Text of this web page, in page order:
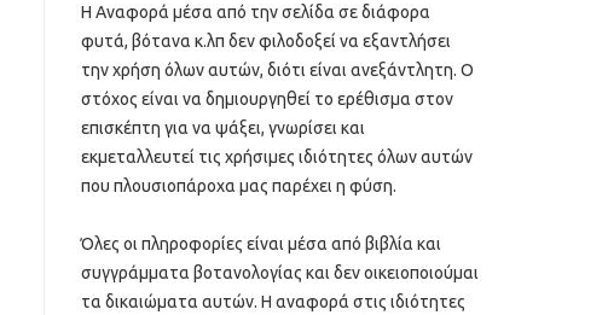
Η Αναφορά μέσα από την σελίδα σε διάφορα
φυτά, βότανα κ.λπ δεν φιλοδοξεί να εξαντλήσει
την χρήση όλων αυτών, διότι είναι ανεξάντλητη. Ο
στόχος είναι να δημιουργηθεί το ερέθισμα στον
επισκέπτη για να ψάξει, γνωρίσει και
εκμεταλλευτεί τις χρήσιμες ιδιότητες όλων αυτών
που πλουσιοπάροχα μας παρέχει η φύση.
Όλες οι πληροφορίες είναι μέσα από βιβλία και
συγγράμματα βοτανολογίας και δεν οικειοποιούμαι
τα δικαιώματα αυτών. Η αναφορά στις ιδιότητες